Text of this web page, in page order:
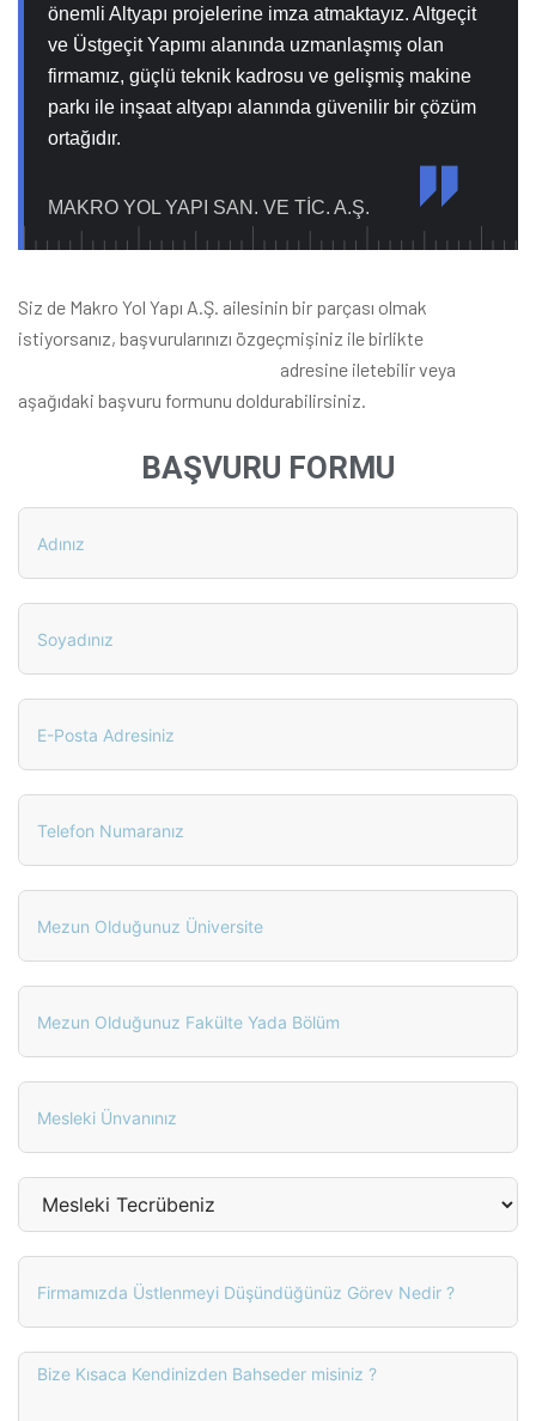
önemli Altyapı projelerine imza atmaktayız. Altgeçit
ve Üstgeçit Yapımı alanında uzmanlaşmış olan
firmamız, güçlü teknik kadrosu ve gelişmiş makine
parkı ile inşaat altyapı alanında güvenilir bir çözüm
ortağıdır.
MAKRO YOL YAPI SAN. VE TİC. A.Ş.
Siz de Makro Yol Yapı A.Ş. ailesinin bir parçası olmak
istiyorsanız, başvurularınızı özgeçmişiniz ile birlikte
adresine iletebilir veya
aşağıdaki başvuru formunu doldurabilirsiniz.
BAŞVURU FORMU